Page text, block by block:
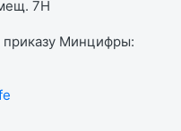
7Н
приказу Минцифры: